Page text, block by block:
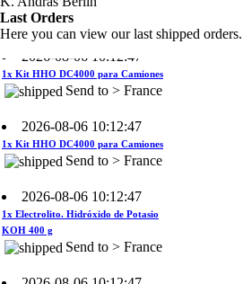
Last Orders
Here you can view our last shipped orders.
2026-08-06 10:12:47
Send to > France
2026-08-06 10:12:47
Send to > France
2026-08-06 10:12:47
KOH 400 g
Send to > France
2026-08-06 10:12:47